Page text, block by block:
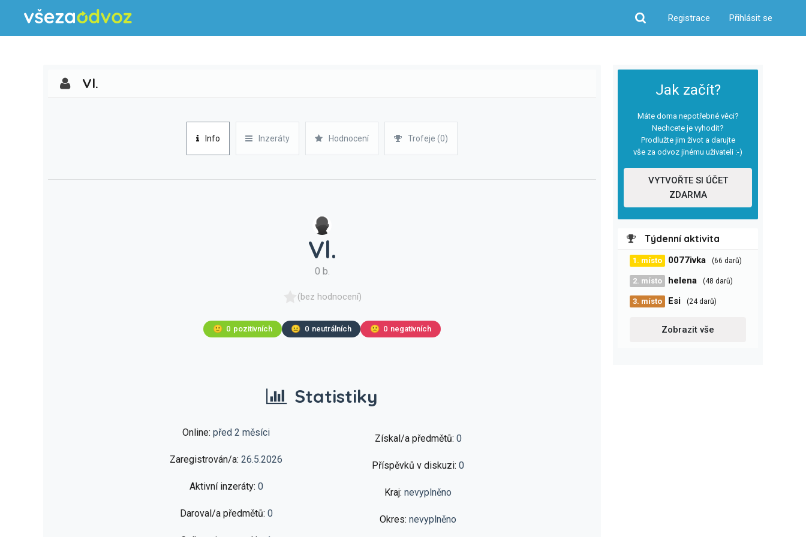
Hledat
Registrace Přihlásit se
Jak začít?
Máte doma nepotřebné věci?
Nechcete je vyhodit?
Prodlužte jim život a darujte
vše za odvoz jinému uživateli :-)
VYTVOŘTE SI ÚČET
ZDARMA
Týdenní aktivita
1. místo 0077ivka (66 darů)
2. místo helena (48 darů)
3. místo Esi (24 darů)
Zobrazit vše
Vl.
Info Inzeráty Hodnocení Trofeje (0)
Vl.
0 b.
(bez hodnocení)
🙂 0 pozitivních 😐 0 neutrálních 🙁 0 negativních
Statistiky
Online: před 2 měsíci
Zaregistrován/a: 26.5.2026
Aktivní inzeráty: 0
Daroval/a předmětů: 0
Získal/a předmětů: 0
Příspěvků v diskuzi: 0
Kraj: nevyplněno
Okres: nevyplněno